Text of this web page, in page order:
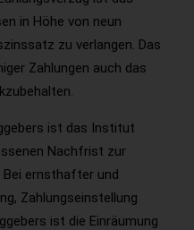
in Höhe von neun
zu verlangen. Das
Zahlungen auch das
ist das Institut
Nachfrist zur
ernsthafter und
Zahlungseinstellung
ist die Einräumung